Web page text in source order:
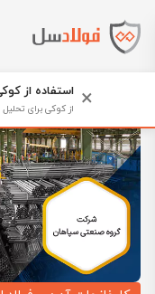
فولادسل
شرکت گروه صنعتی سپاهان
× استفاده از
از کوکی برای